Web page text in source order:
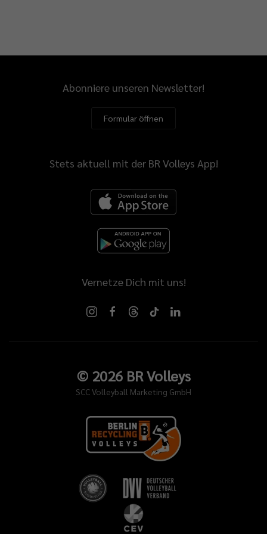
Abonniere unseren Newsletter!
Formular öffnen
Stets aktuell mit der BR Volleys App!
Vernetze Dich mit uns!
© 2026BR Volleys
SCC Volleyball Marketing GmbH